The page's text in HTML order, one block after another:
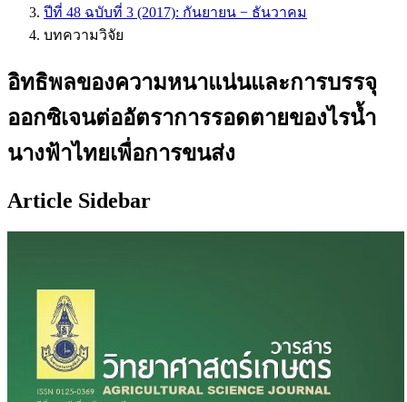
ปีที่ 48 ฉบับที่ 3 (2017): กันยายน − ธันวาคม
บทความวิจัย
อิทธิพลของความหนาแน่นและการบรรจุ
ออกซิเจนต่ออัตราการรอดตายของไรน้ำ
นางฟ้าไทยเพื่อการขนส่ง
Article Sidebar